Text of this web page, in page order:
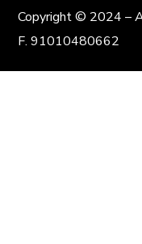
Copyright © 2024 –
F. 91010480662